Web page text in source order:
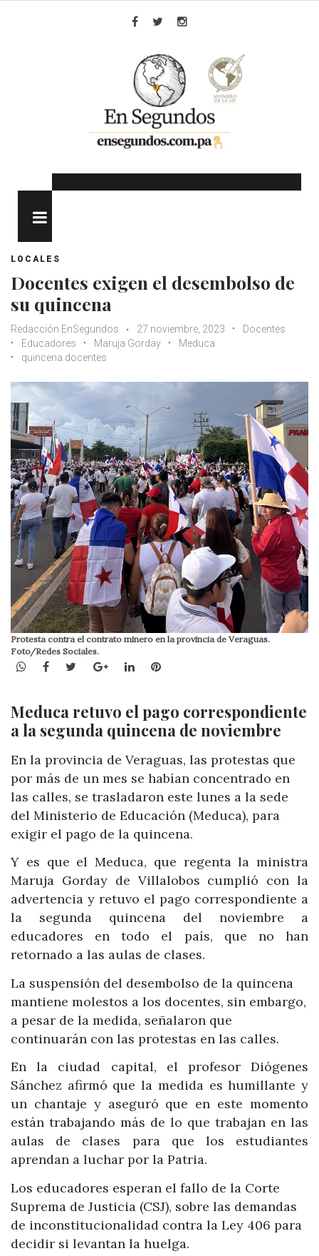
LOCALES
Docentes exigen el desembolso de
su quincena
Redacción EnSegundos 27 noviembre, 2023
Docentes
Educadores
Maruja Gorday
Meduca
quincena docentes
Protesta contra el contrato minero en la provincia de Veraguas.
Foto/Redes Sociales.
WhatsApp
Facebook
TwitterGoogle+LinkedInPinterest
Meduca retuvo el pago correspondiente
a la segunda quincena de noviembre
En la provincia de Veraguas, las protestas que
por más de un mes se habían concentrado en
las calles, se trasladaron este lunes a la sede
del Ministerio de Educación (Meduca), para
exigir el pago de la quincena.
Y es que el Meduca, que regenta la ministra
Maruja Gorday de Villalobos cumplió con la
advertencia y retuvo el pago correspondiente a
la segunda quincena del noviembre a
educadores en todo el país, que no han
retornado a las aulas de clases.
La suspensión del desembolso de la quincena
mantiene molestos a los docentes, sin embargo,
a pesar de la medida, señalaron que
continuarán con las protestas en las calles.
En la ciudad capital, el profesor Diógenes
Sánchez afirmó que la medida es humillante y
un chantaje y aseguró que en este momento
están trabajando más de lo que trabajan en las
aulas de clases para que los estudiantes
aprendan a luchar por la Patria.
Los educadores esperan el fallo de la Corte
Suprema de Justicia (CSJ), sobre las demandas
de inconstitucionalidad contra la Ley 406 para
decidir si levantan la huelga.